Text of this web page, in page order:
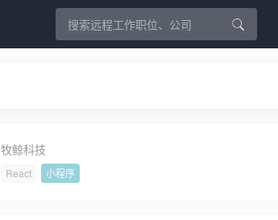
牧鲸科技
React 小程序